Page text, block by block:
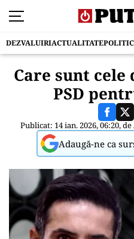
DEZVALUIRIACTUALITATE
Care sunt
PSD
Publicat: 14 ian. 2026, 06:20, de
Adaugă-ne ca